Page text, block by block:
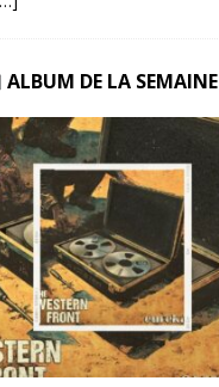
ALBUM DE LA SEMAINE